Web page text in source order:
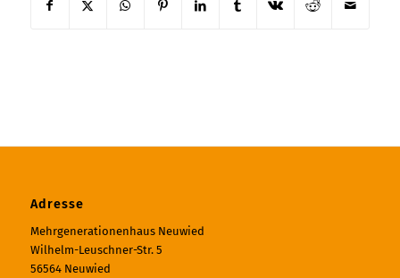
Adresse
Mehrgenerationenhaus Neuwied
Wilhelm-Leuschner-Str. 5
56564 Neuwied